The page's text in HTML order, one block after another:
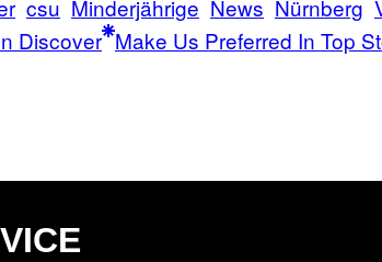
csu Minderjährige News Nürnberg
Discover Make Us Preferred In Top